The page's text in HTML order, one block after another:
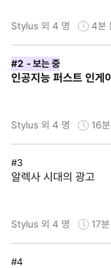
Stylus 외 4 명 4분
#2 - 보는 중
인공지능 퍼스트 인게
Stylus 외 4 명 16분
#3
알렉사 시대의 광고
Stylus 외 4 명 17분
#4